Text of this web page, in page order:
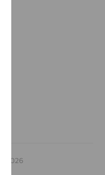
– 2026